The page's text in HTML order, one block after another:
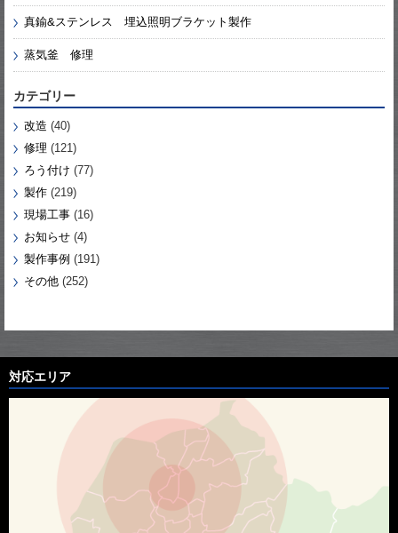
真鍮&ステンレス 埋込照明ブラケット製作
蒸気釜 修理
カテゴリー
改造 (40)
修理 (121)
ろう付け (77)
製作 (219)
現場工事 (16)
お知らせ (4)
製作事例 (191)
その他 (252)
対応エリア